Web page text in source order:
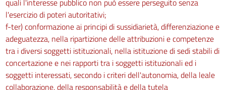
quali l'interesse pubblico non può essere perseguito senza
l'esercizio di poteri autoritativi;
f-ter) conformazione ai principi di sussidiarietà, differenziazione e
adeguatezza, nella ripartizione delle attribuzioni e competenze
tra i diversi soggetti istituzionali, nella istituzione di sedi stabili di
concertazione e nei rapporti tra i soggetti istituzionali ed i
soggetti interessati, secondo i criteri dell'autonomia, della leale
collaborazione, della responsabilità e della tutela